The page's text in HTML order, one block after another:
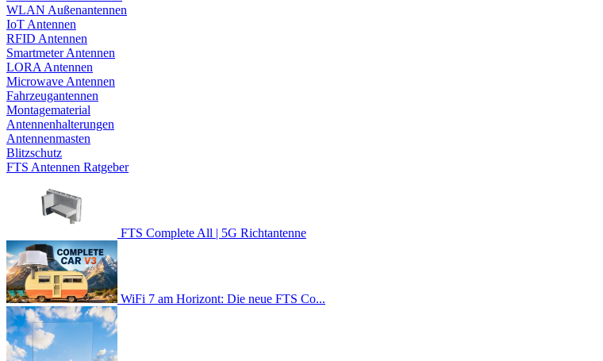
WLAN Außenantennen
IoT Antennen
RFID Antennen
Smartmeter Antennen
LORA Antennen
Microwave Antennen
Fahrzeugantennen
Montagematerial
Antennenhalterungen
Antennenmasten
Blitzschutz
FTS Antennen Ratgeber
FTS Complete All | 5G Richtantenne
WiFi 7 am Horizont: Die neue FTS Co...